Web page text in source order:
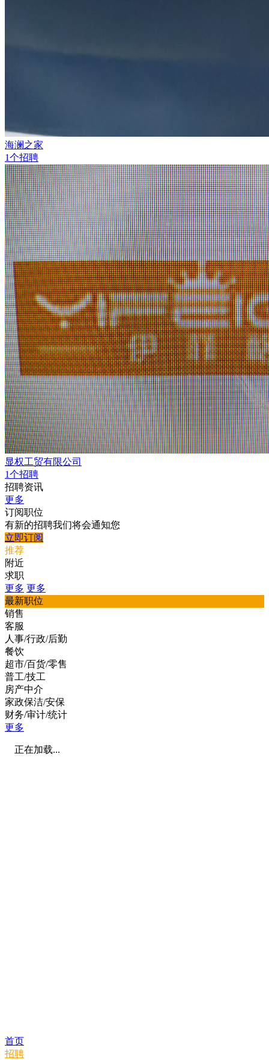
海澜之家
1个招聘
显权工贸有限公司
1个招聘
招聘资讯
更多
订阅职位
有新的招聘我们将会通知您
立即订阅
推荐
附近
求职
更多 更多
最新职位
销售
客服
人事/行政/后勤
餐饮
超市/百货/零售
普工/技工
房产中介
家政保洁/安保
财务/审计/统计
更多
正在加载...
首页
招聘